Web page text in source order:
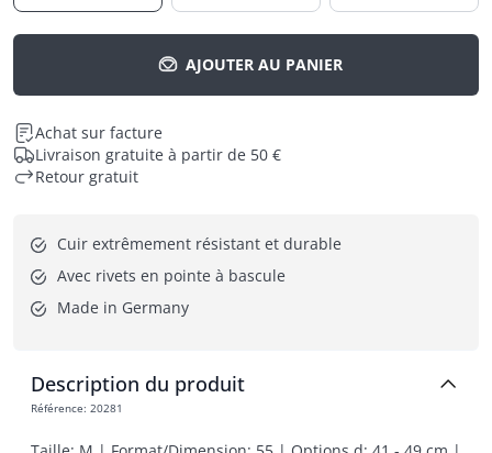
AJOUTER AU PANIER
Achat sur facture
Livraison gratuite à partir de 50 €
Retour gratuit
Cuir extrêmement résistant et durable
Avec rivets en pointe à bascule
Made in Germany
Description du produit
Référence: 20281